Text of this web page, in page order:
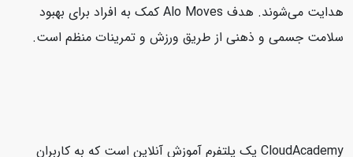
هدایت می‌شوند. هدف Alo Moves کمک به افراد برای بهبود
سلامت جسمی و ذهنی از طریق ورزش و تمرینات منظم است.
CloudAcademy یک پلتفرم آموزش آنلاین است که به کاربران